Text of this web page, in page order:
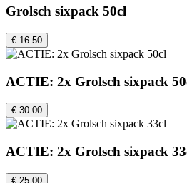
Grolsch sixpack 50cl
€ 16.50
ACTIE: 2x Grolsch sixpack
€ 30.00
ACTIE: 2x Grolsch sixpack
€ 25.00